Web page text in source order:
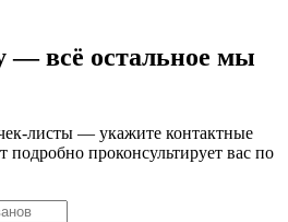
— всё остальное мы
листы — укажите контактные
проконсультирует вас по